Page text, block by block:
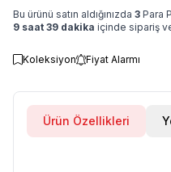
Bu ürünü satın aldığınızda 3 Para
9 saat 39 dakika içinde sipariş
Koleksiyon Fiyat Alarmı
Ürün Özellikleri